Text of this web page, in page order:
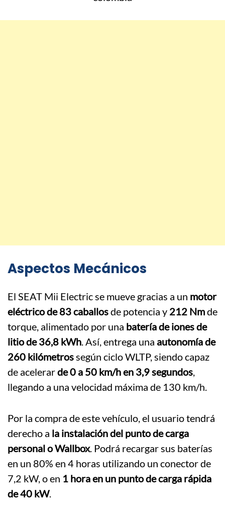
Aspectos Mecánicos
El SEAT Mii Electric se mueve gracias a un motor
eléctrico de 83 caballosde potencia y 212 Nmde
torque, alimentado por una batería de iones de
litio de 36,8 kWh. Así, entrega una autonomía de
260 kilómetrossegún ciclo WLTP, siendo capaz
de acelerarde 0 a 50 km/h en 3,9 segundos,
llegando a una velocidad máxima de 130 km/h.
Por la compra de este vehículo, el usuario tendrá
derecho a la instalación del punto de carga
personal o Wallbox. Podrá recargar sus baterías
en un 80% en 4 horas utilizando un conector de
7,2 kW, o en 1 hora en un punto de carga rápida
de 40 kW.